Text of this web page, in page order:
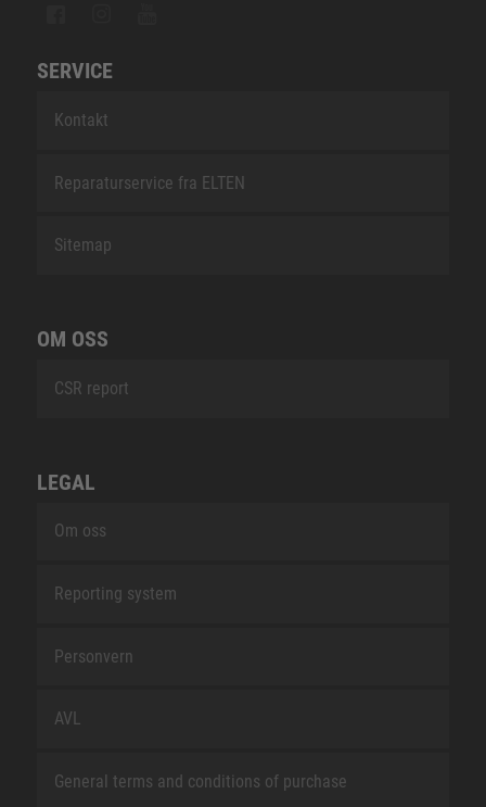
SERVICE
Kontakt
Reparaturservice fra ELTEN
Sitemap
OM OSS
CSR report
LEGAL
Om oss
Reporting system
Personvern
AVL
General terms and conditions of purchase